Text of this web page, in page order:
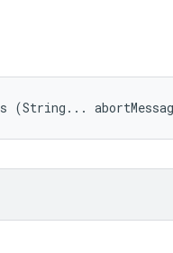
(String...